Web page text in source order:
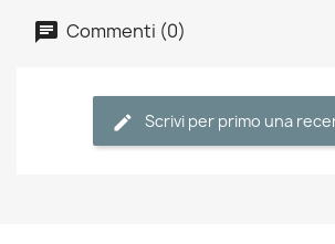
Commenti (0)
Scrivi per primo una